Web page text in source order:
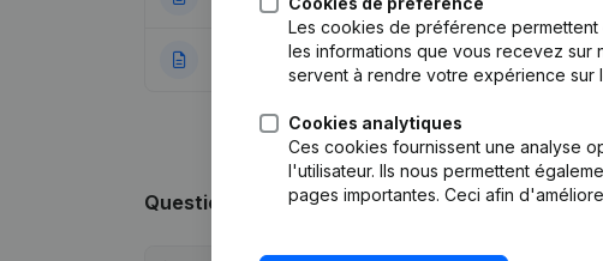
27-10-2020 Rubrique Constitution
Questions fréquemment posées
Les cookies de préférence
les informations que vous recevez sur
servent à rendre votre expérience sur
Cookies analytiques
Ces cookies fournissent une analyse
l'utilisateur. Ils nous permettent
pages importantes. Ceci afin